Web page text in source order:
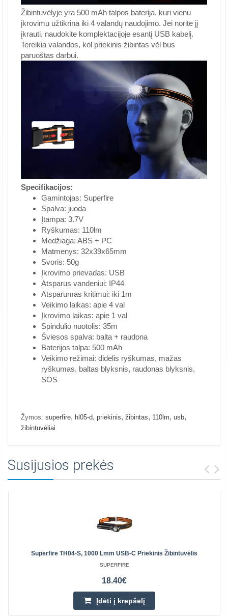
Žibintuvėlyje yra 500 mAh talpos baterija, kuri vienu
įkrovimu užtikrina iki 4 valandų naudojimo. Jei norite jį
įkrauti, naudokite komplektacijoje esantį USB kabelį.
Tereikia valandos, kol priekinis žibintas vėl bus
paruoštas darbui.
Specifikacijos:
Gamintojas: Superfire
Spalva: juoda
Įtampa: 3.7V
Ryškumas: 110lm
Medžiaga: ABS + PC
Matmenys: 32x39x65mm
Svoris: 50g
Įkrovimo prievadas: USB
Atsparus vandeniui: IP44
Atsparumas kritimui: iki 1m
Veikimo laikas: apie 4 val
Įkrovimo laikas: apie 1 val
Spindulio nuotolis: 35m
Šviesos spalva: balta + raudona
Baterijos talpa: 500 mAh
Veikimo režimai: didelis ryškumas, mažas
ryškumas, baltas blyksnis, raudonas blyksnis,
SOS
Žymos: superfire, hl05-d, priekinis, žibintas, 110lm, usb,
žibintuvėliai
Susijusios prekės
Superfire TH04-S, 1000 Lmm USB-C Priekinis Žibintuvėlis
SUPERFIRE
18.40€
Įdėti į krepšelį